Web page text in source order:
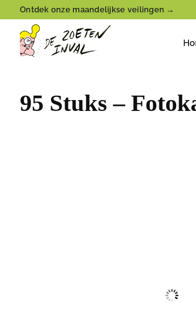
Ontdek onze maandelijkse veilingen →
95 Stuks –